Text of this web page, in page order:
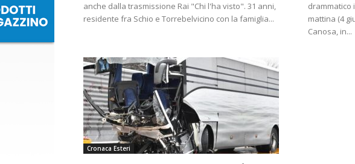
anche dalla trasmissione Rai "Chi l'ha visto". 31 anni,
residente fra Schio e Torrebelvicino con la famiglia...
drammatico
mattina (4
Canosa, in...
Cronaca Esteri